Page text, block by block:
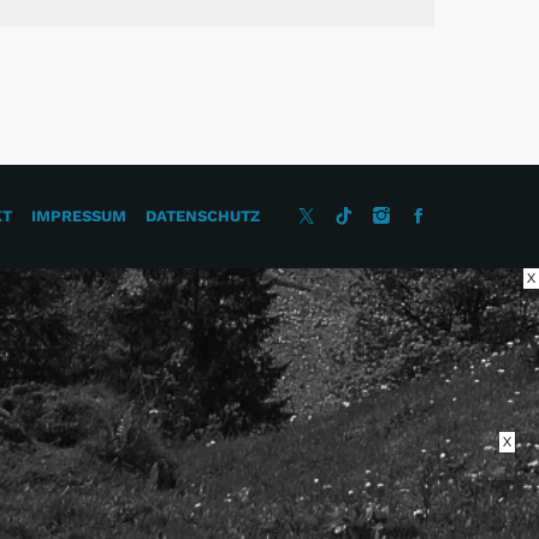
IMPRESSUM DATENSCHUTZ
X
X